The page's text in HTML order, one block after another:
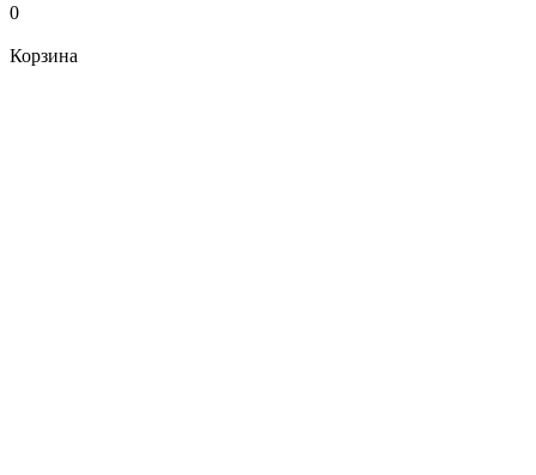
0
Корзина